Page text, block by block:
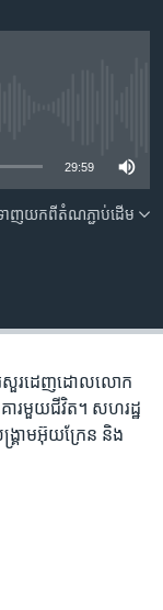
29:59
ាញ​យក​ពី​តំណភ្ជាប់​ដើម
ារ​សួរដេញ​ដោល​លោក
ារ​មួយ​ជីវិត។ សហរដ្ឋ​
គ្រាម​អ៊ុយក្រែន ​និង​